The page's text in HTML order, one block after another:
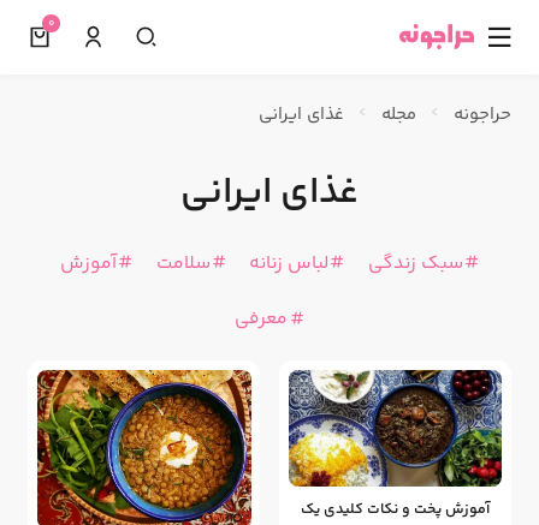
☰
0
حراجونه مجله غذای ایرانی
غذای ایرانی
سبک زندگی لباس زنانه سلامت
آموزش
معرفی
آموزش پخت و نکات کلیدی یک